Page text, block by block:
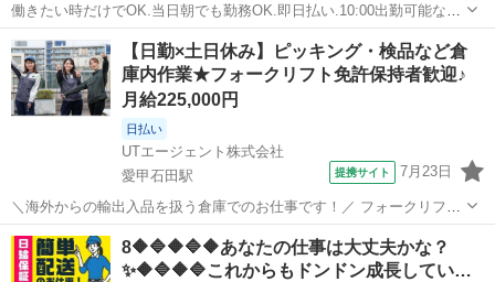
働きたい時だけでOK.当日朝でも勤務OK.即日払い.10:00出勤可能なら
当日でも勤務希望受付OK.未経験老若男女OK年齢制限なし.希望日のみ
OK.10月までの期間でさくらんぼ、桃、ぶどう集荷のみ運搬スタッフ.
軽貨物黒ナンバ...
神奈川 厚木市 本厚木駅 物流 スタッフ
【日勤×土日休み】ピッキング・検品など倉
庫内作業★フォークリフト免許保持者歓迎♪
月給225,000円
日払い
UTエージェント株式会社
愛甲石田駅
提携サイト 7月23日
＼海外からの輸出入品を扱う倉庫でのお仕事です！／ フォークリフト
免許のスキルを活かして、荷運びやピッキング作業を行っていただき
ます♪ ＜具体的には…＞ ◆海外からの輸出入品の木枠梱包の作成や外
し作業 ◆フォークリフトを利...
神奈川 厚木市 愛甲石田駅 ドライバー
8🔶🔷🔶🔷🔶あなたの仕事は大丈夫かな？
✨🔶🔷🔶🔷これからもドンドン成長してい